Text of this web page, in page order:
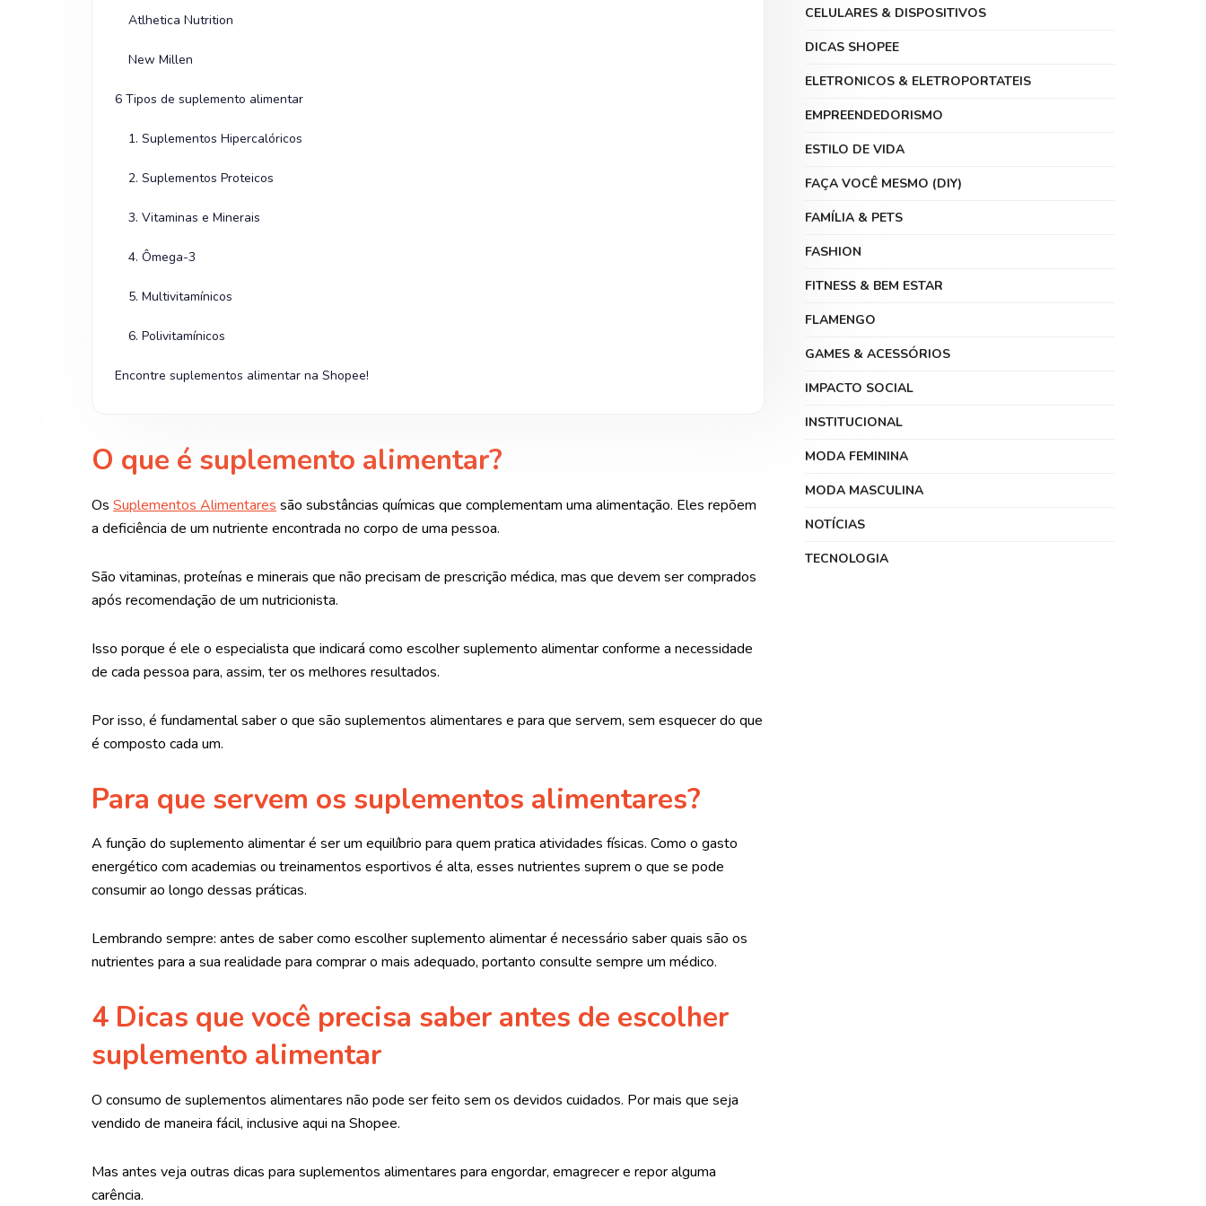
Atlhetica Nutrition
New Millen
6 Tipos de suplemento alimentar
1. Suplementos Hipercalóricos
2. Suplementos Proteicos
3. Vitaminas e Minerais
4. Ômega-3
5. Multivitamínicos
6. Polivitamínicos
Encontre suplementos alimentar na Shopee!
O que é suplemento alimentar?
Os Suplementos Alimentares são substâncias químicas que complementam uma alimentação. Eles repõem
a deficiência de um nutriente encontrada no corpo de uma pessoa.
São vitaminas, proteínas e minerais que não precisam de prescrição médica, mas que devem ser comprados
após recomendação de um nutricionista.
Isso porque é ele o especialista que indicará como escolher suplemento alimentar conforme a necessidade
de cada pessoa para, assim, ter os melhores resultados.
Por isso, é fundamental saber o que são suplementos alimentares e para que servem, sem esquecer do que
é composto cada um.
Para que servem os suplementos alimentares?
A função do suplemento alimentar é ser um equilíbrio para quem pratica atividades físicas. Como o gasto
energético com academias ou treinamentos esportivos é alta, esses nutrientes suprem o que se pode
consumir ao longo dessas práticas.
Lembrando sempre: antes de saber como escolher suplemento alimentar é necessário saber quais são os
nutrientes para a sua realidade para comprar o mais adequado, portanto consulte sempre um médico.
4 Dicas que você precisa saber antes de escolher
suplemento alimentar
O consumo de suplementos alimentares não pode ser feito sem os devidos cuidados. Por mais que seja
vendido de maneira fácil, inclusive aqui na Shopee.
Mas antes veja outras dicas para suplementos alimentares para engordar, emagrecer e repor alguma
carência.
CELULARES & DISPOSITIVOS
DICAS SHOPEE
ELETRONICOS & ELETROPORTATEIS
EMPREENDEDORISMO
ESTILO DE VIDA
FAÇA VOCÊ MESMO (DIY)
FAMÍLIA & PETS
FASHION
FITNESS & BEM ESTAR
FLAMENGO
GAMES & ACESSÓRIOS
IMPACTO SOCIAL
INSTITUCIONAL
MODA FEMININA
MODA MASCULINA
NOTÍCIAS
TECNOLOGIA